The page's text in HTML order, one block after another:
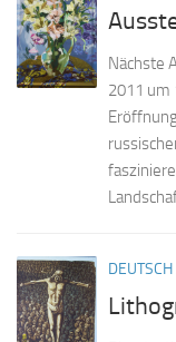
Nächste
2011 um
DEUTSCH